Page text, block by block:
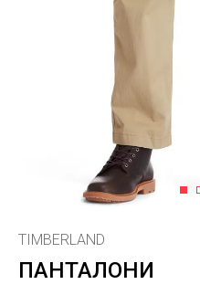
1
TIMBERLAND
ПАНТАЛОНИ